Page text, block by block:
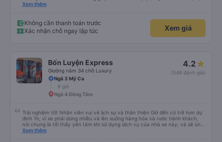
dù vẫn hơi xóc, nhưng đó là đặc trưng của Việt Nam ^^), và chỗ ngồi thoải
Xem thêm
Không cần thanh toán trước
Xác nhận chỗ ngay lập tức
Xem giá
Bốn Luyện Express
Giường nằm 34 chỗ Luxury
4.2
(548 đánh giá)
Ngã 3 Mỹ Ca
8 giờ
Ngã 4 Đồng Tâm
Trải nghiệm tốt Nhân viên vui vẻ lịch sự và thân thiện Giờ đến có trễ hơn dự
định 1h, vì xe phải dừng nhiều và lên xuống hàng hóa và rước hành khách,
nói chung là tối thấy yên tâm khi sử dụng dịch vụ của nhà xe này, và sẽ ủng
hộ và giới thiệu cho người thân sử dụng dịch vụ của nhà xe này
Xem thêm